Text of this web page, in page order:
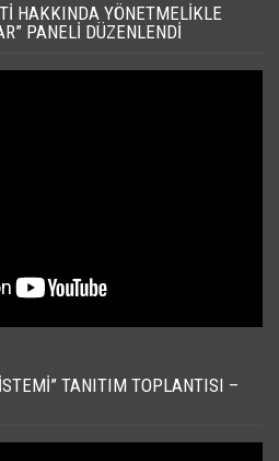
HAKKINDA YÖNETMELIKLE
PANELI DÜZENLENDI
TANITIM TOPLANTISI –